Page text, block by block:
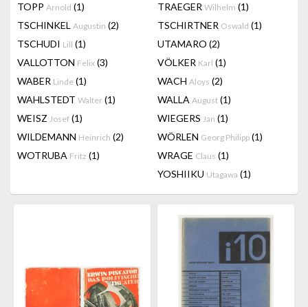
TOPP Arnold (1) TRAEGER Wilhelm (1)
TSCHINKEL Augustin (2) TSCHIRTNER Oswald (1)
TSCHUDI Lill (1) UTAMARO (2)
VALLOTTON Felix (3) VÖLKER Karl (1)
WABER Linde (1) WACH Aloys (2)
WAHLSTEDT Walter (1) WALLA August (1)
WEISZ Josef (1) WIEGERS Jan (1)
WILDEMANN Heinrich (2) WÖRLEN Georg Philipp (1)
WOTRUBA Fritz (1) WRAGE Claus (1)
YOSHIIKU Utagawa (1)